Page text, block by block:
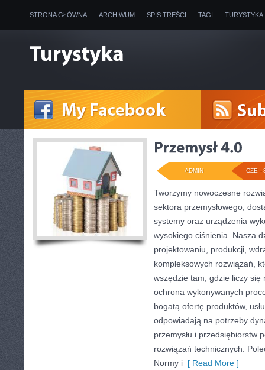
STRONA GŁÓWNA ARCHIWUM SPIS TREŚCI TAGI
CZE -
ADMIN
Tworzymy nowoczesne
sektora przemysłowego,
systemy oraz urządzenia
wysokiego ciśnienia. Nasza
projektowaniu, produkcji,
kompleksowych rozwiązań,
wszędzie tam, gdzie liczy
ochrona wykonywanych
bogatą ofertę produktów,
odpowiadają na potrzeby
przemysłu i przedsiębiorstw
rozwiązań technicznych.
Normy i [ Read More ]